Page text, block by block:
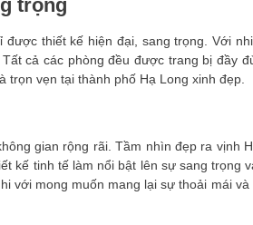
trọng
được thiết kế hiện đại, sang trọng. Với
cả các phòng đều được trang bị đầy
trọn vẹn tại thành phố Hạ Long xinh đẹp.
gian rộng rãi. Tầm nhìn đẹp ra vịnh
kế tinh tế làm nổi bật lên sự sang trọng
với mong muốn mang lại sự thoải mái